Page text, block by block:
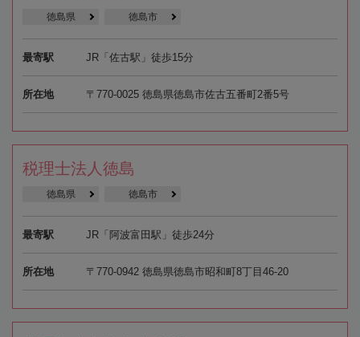
徳島県 徳島市
最寄駅 JR「佐古駅」徒歩15分
所在地 〒770-0025 徳島県徳島市佐古五番町2番5号
税理士法人徳島
徳島県 徳島市
最寄駅 JR「阿波富田駅」徒歩24分
所在地 〒770-0942 徳島県徳島市昭和町8丁目46-20